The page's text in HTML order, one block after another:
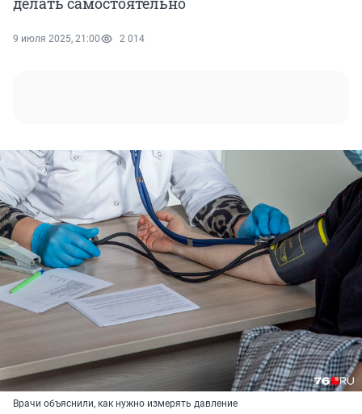
9 июля 2025, 21:00 2 014
Врачи объяснили, как нужно измерять давление